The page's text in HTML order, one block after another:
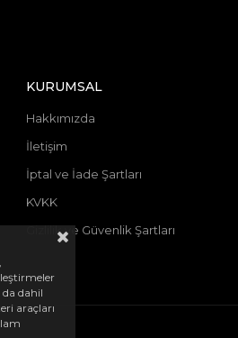
KURUMSAL
Hakkımızda
İletişim
İptal ve İade Şartları
KVKK
Gizlilik ve Güvenlik Şartları
dahil
araçları